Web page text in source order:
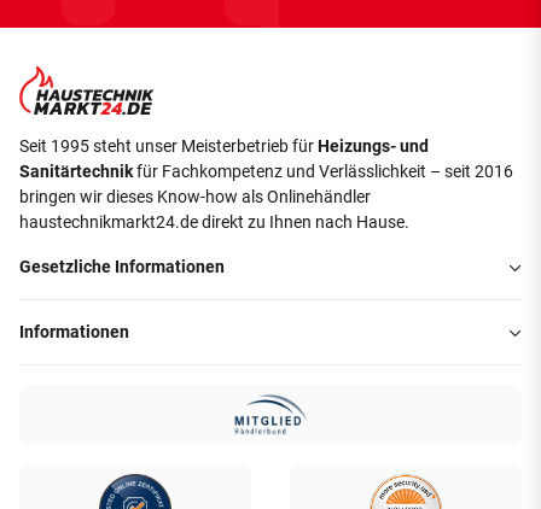
Seit 1995 steht unser Meisterbetrieb fürHeizungs- und
Sanitärtechnikfür Fachkompetenz und Verlässlichkeit – seit 2016
bringen wir dieses Know-how als Onlinehändler
haustechnikmarkt24.de direkt zu Ihnen nach Hause.
Gesetzliche Informationen
Informationen